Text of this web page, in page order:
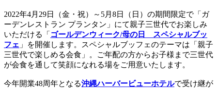
2022年4月29日（金・祝）～5月8日（日）の期間限定で「ガ
ーデンレストラン プランタン」にて親子三世代でお楽しみ
いただける「 ゴールデンウィーク/母の日 スペシャルブッ
フェ 」を開催します。スペシャルブッフェのテーマは「親子
三世代で楽しめる会食」。ご年配の方からお子様まで三世代
が会食を通して笑顔になれる場をご用意いたします。
今年開業48周年となる沖縄ハーバービューホテルで受け継が